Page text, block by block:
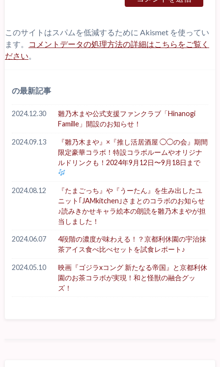
このサイトはスパムを低減するために Akismet を使ってい
ます。
コメントデータの処理方法の詳細はこちらをご覧く
ださい
の最新記事
2024.12.30
雛乃木まや公式支援ファンクラブ「Hinanogi
Famille」開設のお知らせ！
2024.09.13
『雛乃木まや』×『推し活居酒屋 ◯◯の会』期間
限定豪華コラボ！特設コラボルームやオリジナ
ルドリンクも！2024年9月12日〜9月18日まで
2024.08.12
『たまごっち』や『うーたん』を生み出したユ
ニット｢JAMkitchen｣さまとのコラボのお知らせ
♪読みきかせキャラ絵本の朗読を雛乃木まやが担
当しました！
2024.06.07
4段階の濃度が味わえる！？京都利休園の宇治抹
茶アイス食べ比べセットを試食レポート♪
2024.05.10
映画『ゴジラxコング 新たなる帝国』と京都利休
園のお茶コラボが実現！和と怪獣の融合グッ
ズ！